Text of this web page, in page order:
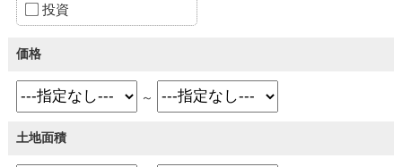
投資
価格
～
土地面積